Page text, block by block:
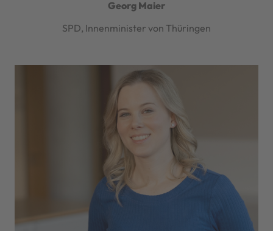
Georg Maier
SPD, Innenminister von Thüringen